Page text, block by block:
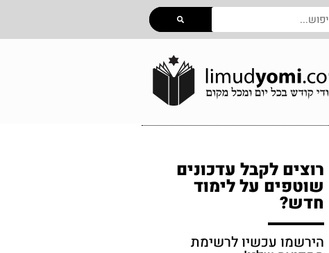
רוצים לקבל עדכונים
שוטפים על לימוד
חדש?
הירשמו עכשיו לרשימת